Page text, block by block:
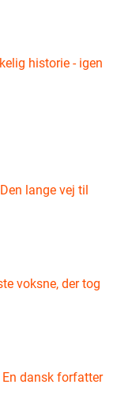
historie - igen
lange vej til
voksne, der tog
dansk forfatter